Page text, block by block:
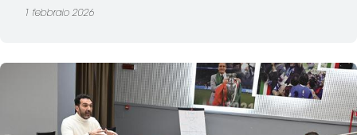
1 febbraio 2026